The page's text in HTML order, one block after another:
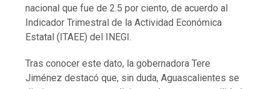
nacional que fue de 2.5 por ciento, de acuerdo al
Indicador Trimestral de la Actividad Económica
Estatal (ITAEE) del INEGI.
Tras conocer este dato, la gobernadora Tere
Jiménez destacó que, sin duda, Aguascalientes se